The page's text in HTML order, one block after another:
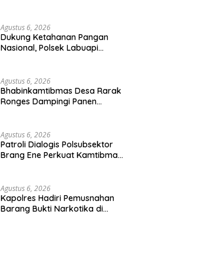
Agustus 6, 2026
Dukung Ketahanan Pangan
Nasional, Polsek Labuapi
Agustus 6, 2026
Bhabinkamtibmas Desa Rarak
Ronges Dampingi Panen
Agustus 6, 2026
Patroli Dialogis Polsubsektor
Brang Ene Perkuat Kamtibmas
Agustus 6, 2026
Kapolres Hadiri Pemusnahan
Barang Bukti Narkotika di